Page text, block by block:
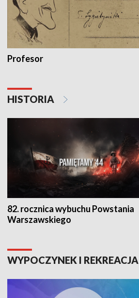
Profesor
HISTORIA
82. rocznica wybuchu Powstania
Warszawskiego
WYPOCZYNEK I REKREACJA